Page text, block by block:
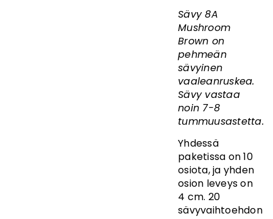
Sävy 8A
Mushroom
Brown on
pehmeän
sävyinen
vaaleanruskea.
Sävy vastaa
noin 7-8
tummuusastetta.
Yhdessä
paketissa on 10
osiota, ja yhden
osion leveys on
4 cm. 20
sävyvaihtoehdon